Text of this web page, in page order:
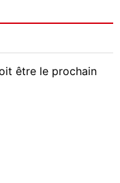
être le prochain